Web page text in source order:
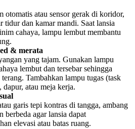
otomatis atau sensor gerak di koridor,
tidur dan kamar mandi. Saat lansia
cahaya, lampu lembut membantu
& merata
yang tajam. Gunakan lampu
lembut dan tersebar sehingga
Tambahkan lampu tugas (task
atau meja kerja.
garis tepi kontras di tangga, ambang
berbeda agar lansia dapat
elevasi atau batas ruang.